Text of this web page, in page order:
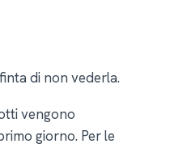
di non vederla.
vengono
giorno. Per le